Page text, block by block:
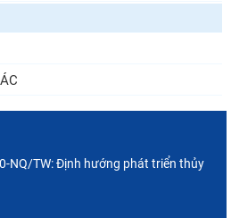
NQ/TW: Định hướng phát triển thủy